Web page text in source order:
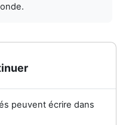
peuvent écrire dans